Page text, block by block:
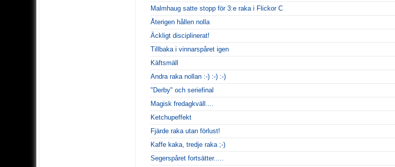
Malmhaug satte stopp för 3:e raka i Flickor C
Återigen hållen nolla
Äckligt disciplinerat!
Tillbaka i vinnarspåret igen
Käftsmäll
Andra raka nollan :-) :-) :-)
"Derby" och seriefinal
Magisk fredagkväll....
Ketchupeffekt
Fjärde raka utan förlust!
Kaffe kaka, tredje raka ;-)
Segerspåret fortsätter.....